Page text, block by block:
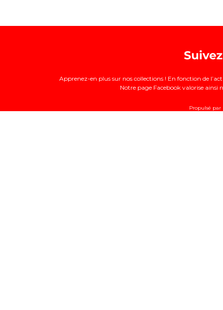
Apprenez-en plus sur nos collections ! En fonction de
Notre page Facebook valorise ainsi
Propulsé par